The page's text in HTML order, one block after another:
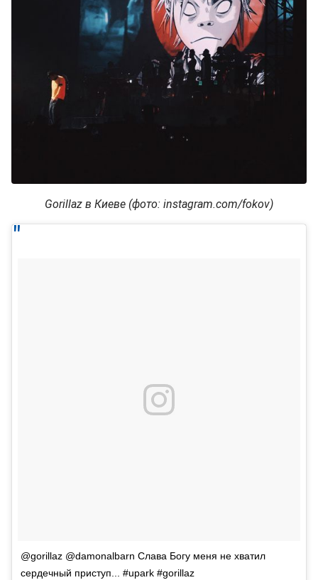
Gorillaz в Киеве (фото: instagram.com/fokov)
@gorillaz @damonalbarn Слава Богу меня не хватил
сердечный приступ... #upark #gorillaz